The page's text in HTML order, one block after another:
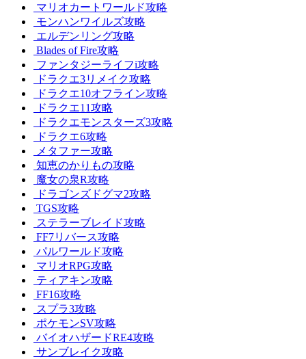
マリオカートワールド攻略
モンハンワイルズ攻略
エルデンリング攻略
Blades of Fire攻略
ファンタジーライフi攻略
ドラクエ3リメイク攻略
ドラクエ10オフライン攻略
ドラクエ11攻略
ドラクエモンスターズ3攻略
ドラクエ6攻略
メタファー攻略
知恵のかりもの攻略
魔女の泉R攻略
ドラゴンズドグマ2攻略
TGS攻略
ステラーブレイド攻略
FF7リバース攻略
パルワールド攻略
マリオRPG攻略
ティアキン攻略
FF16攻略
スプラ3攻略
ポケモンSV攻略
バイオハザードRE4攻略
サンブレイク攻略